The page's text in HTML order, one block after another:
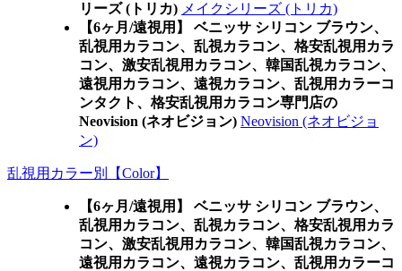
リーズ (トリカ) メイクシリーズ (トリカ)
【6ヶ月/遠視用】 ベニッサ シリコン ブラウン、
乱視用カラコン、乱視カラコン、格安乱視用カラ
コン、激安乱視用カラコン、韓国乱視カラコン、
遠視用カラコン、遠視カラコン、乱視用カラーコ
ンタクト、格安乱視用カラコン専門店の
Neovision (ネオビジョン) Neovision (ネオビジョ
ン)
乱視用カラー別【Color】
【6ヶ月/遠視用】 ベニッサ シリコン ブラウン、
乱視用カラコン、乱視カラコン、格安乱視用カラ
コン、激安乱視用カラコン、韓国乱視カラコン、
遠視用カラコン、遠視カラコン、乱視用カラーコ